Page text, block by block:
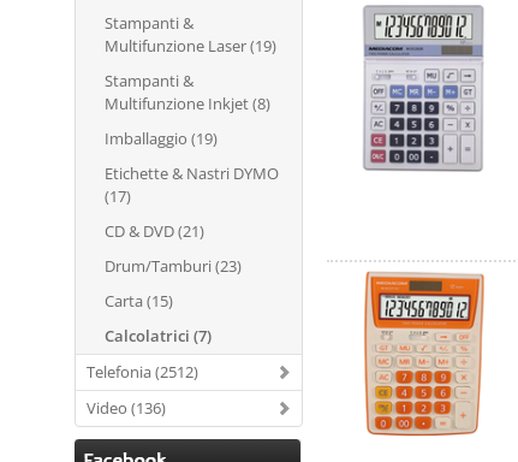
Stampanti &
Multifunzione Laser (19)
Stampanti &
Multifunzione Inkjet (8)
Imballaggio (19)
Etichette & Nastri DYMO
(17)
CD & DVD (21)
Drum/Tamburi (23)
Carta (15)
Calcolatrici (7)
Telefonia (2512)
Video (136)